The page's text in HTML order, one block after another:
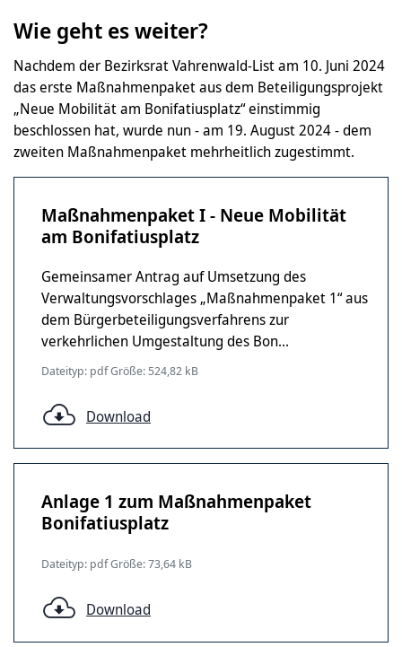
Wie geht es weiter?
Nachdem der Bezirksrat Vahrenwald-List am 10. Juni 2024
das erste Maßnahmenpaket aus dem Beteiligungsprojekt
„Neue Mobilität am Bonifatiusplatz“ einstimmig
beschlossen hat, wurde nun - am 19. August 2024 - dem
zweiten Maßnahmenpaket mehrheitlich zugestimmt.
Maßnahmenpaket I - Neue Mobilität
am Bonifatiusplatz
Gemeinsamer Antrag auf Umsetzung des
Verwaltungsvorschlages „Maßnahmenpaket 1“ aus
dem Bürgerbeteiligungsverfahrens zur
verkehrlichen Umgestaltung des Bon...
Dateityp: pdf Größe: 524,82 kB
Download
Anlage 1 zum Maßnahmenpaket
Bonifatiusplatz
Dateityp: pdf Größe: 73,64 kB
Download